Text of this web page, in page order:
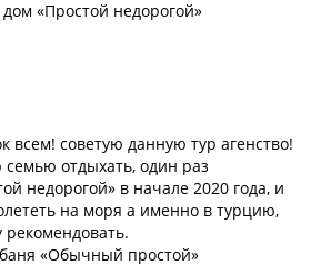
всем! советую данную тур агенство!
отдыхать, один раз
недорогой» в начале 2020 года, и
на моря а именно в турцию,
рекомендовать.